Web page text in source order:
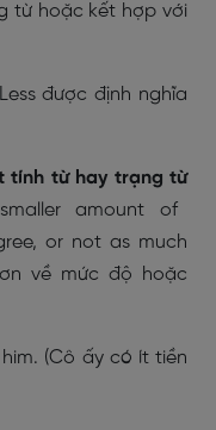
từ hoặc kết hợp với
được định nghĩa
tính từ hay trạng từ
amount of
or not as much
về mức độ hoặc
(Cô ấy có ít tiền